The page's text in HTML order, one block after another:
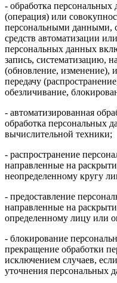
- обработка
(операция) или
персональными данными,
средств автоматизации
персональных данных
запись, систематизацию,
(обновление, изменение),
передачу
обезличивание,
- автоматизированная
обработка персональных
вычислительной техники;
- распространение
направленные на
неопределенному кругу
- предоставление
направленные на
определенному лицу или
- блокирование
прекращение обработки
исключением случаев,
уточнения персональных